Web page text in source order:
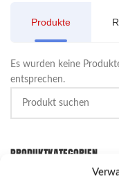
Produkte
Es wurden keine
entsprechen.
PRODUKTKATEGORIEN